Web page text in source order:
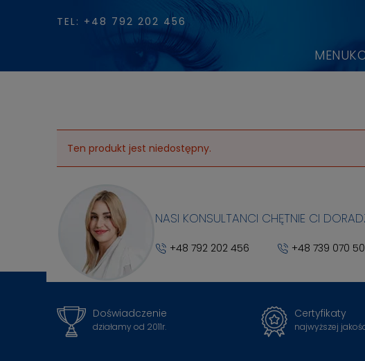
TEL: +48 792 202 456
MENU
Ten produkt jest niedostępny.
NASI KONSULTANCI CHĘTNIE CI
+48 792 202 456 +48 739 070
Doświadczenie
działamy od 2011r.
Certyfikaty
najwyższej